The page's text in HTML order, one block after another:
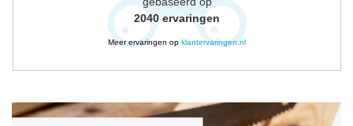
2040 ervaringen
Meer ervaringen op klantervaringen.nl